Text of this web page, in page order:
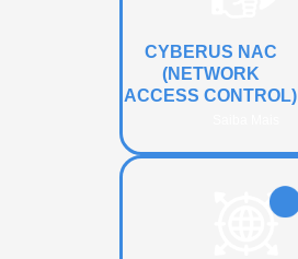
CYBERUS NAC
(NETWORK
ACCESS CONTROL)